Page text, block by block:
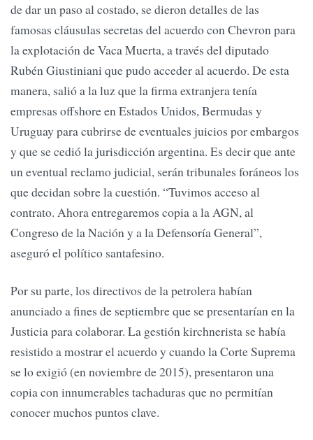
de dar un paso al costado, se dieron detalles de las
famosas cláusulas secretas del acuerdo con Chevron para
la explotación de Vaca Muerta, a través del diputado
Rubén Giustiniani que pudo acceder al acuerdo. De esta
manera, salió a la luz que la firma extranjera tenía
empresas offshore en Estados Unidos, Bermudas y
Uruguay para cubrirse de eventuales juicios por embargos
y que se cedió la jurisdicción argentina. Es decir que ante
un eventual reclamo judicial, serán tribunales foráneos los
que decidan sobre la cuestión. “Tuvimos acceso al
contrato. Ahora entregaremos copia a la AGN, al
Congreso de la Nación y a la Defensoría General”,
aseguró el político santafesino.
Por su parte, los directivos de la petrolera habían
anunciado a fines de septiembre que se presentarían en la
Justicia para colaborar. La gestión kirchnerista se había
resistido a mostrar el acuerdo y cuando la Corte Suprema
se lo exigió (en noviembre de 2015), presentaron una
copia con innumerables tachaduras que no permitían
conocer muchos puntos clave.